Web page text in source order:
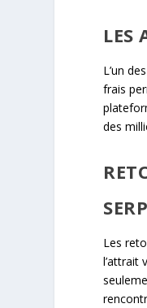
LES
L’un
frais
des
Les
l’attrait